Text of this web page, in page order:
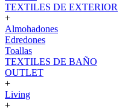
TEXTILES DE EXTERIOR
+
Almohadones
Edredones
Toallas
TEXTILES DE BAÑO
OUTLET
+
Living
+